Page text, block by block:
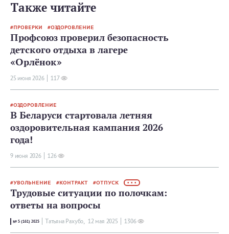
Также читайте
ПРОВЕРКИ ОЗДОРОВЛЕНИЕ
Профсоюз проверил безопасность
детского отдыха в лагере
«Орлёнок»
25 июня 2026 117
ОЗДОРОВЛЕНИЕ
В Беларуси стартовала летняя
оздоровительная кампания 2026
года!
9 июня 2026 126
УВОЛЬНЕНИЕ КОНТРАКТ ОТПУСК • • •
Трудовые ситуации по полочкам:
ответы на вопросы
№ 5 (161) 2025 Татьяна Рахубо, 12 мая 2025 1306